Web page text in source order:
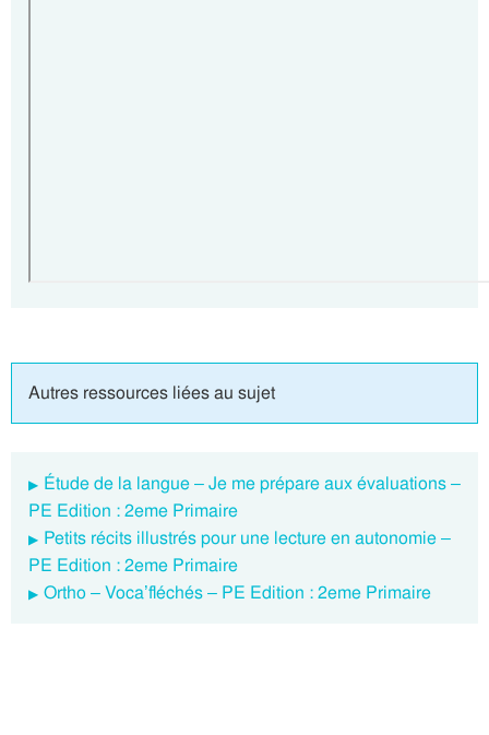
Autres ressources liées au sujet
Étude de la langue – Je me prépare aux évaluations –
PE Edition : 2eme Primaire
Petits récits illustrés pour une lecture en autonomie –
PE Edition : 2eme Primaire
Ortho – Voca’fléchés – PE Edition : 2eme Primaire